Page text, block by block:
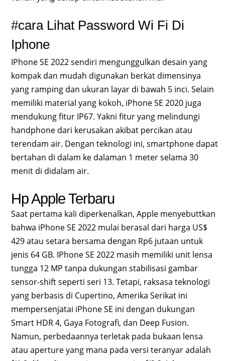
#cara Lihat Password Wi Fi Di
Iphone
IPhone SE 2022 sendiri mengunggulkan desain yang
kompak dan mudah digunakan berkat dimensinya
yang ramping dan ukuran layar di bawah 5 inci. Selain
memiliki material yang kokoh, iPhone SE 2020 juga
mendukung fitur IP67. Yakni fitur yang melindungi
handphone dari kerusakan akibat percikan atau
terendam air. Dengan teknologi ini, smartphone dapat
bertahan di dalam ke dalaman 1 meter selama 30
menit di didalam air.
Hp Apple Terbaru
Saat pertama kali diperkenalkan, Apple menyebuttkan
bahwa iPhone SE 2022 mulai berasal dari harga US$
429 atau setara bersama dengan Rp6 jutaan untuk
jenis 64 GB. IPhone SE 2022 masih memiliki unit lensa
tungga 12 MP tanpa dukungan stabilisasi gambar
sensor-shift seperti seri 13. Tetapi, raksasa teknologi
yang berbasis di Cupertino, Amerika Serikat ini
mempersenjatai iPhone SE ini dengan dukungan
Smart HDR 4, Gaya Fotografi, dan Deep Fusion.
Namun, perbedaannya terletak pada bukaan lensa
atau aperture yang mana pada versi teranyar adalah